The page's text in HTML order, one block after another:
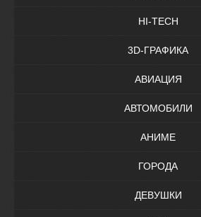
HI-TECH
3D-ГРАФИКА
АВИАЦИЯ
АВТОМОБИЛИ
АНИМЕ
ГОРОДА
ДЕВУШКИ